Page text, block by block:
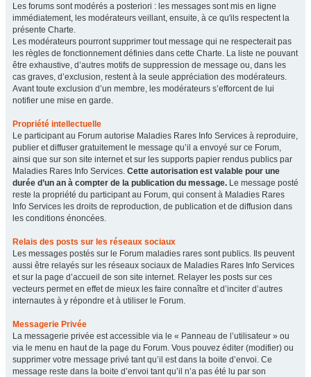
Les forums sont modérés a posteriori : les messages sont mis en ligne
immédiatement, les modérateurs veillant, ensuite, à ce qu'ils respectent la
présente Charte.
Les modérateurs pourront supprimer tout message qui ne respecterait pas
les règles de fonctionnement définies dans cette Charte. La liste ne pouvant
être exhaustive, d’autres motifs de suppression de message ou, dans les
cas graves, d’exclusion, restent à la seule appréciation des modérateurs.
Avant toute exclusion d’un membre, les modérateurs s’efforcent de lui
notifier une mise en garde.
Propriété intellectuelle
Le participant au Forum autorise Maladies Rares Info Services à reproduire,
publier et diffuser gratuitement le message qu’il a envoyé sur ce Forum,
ainsi que sur son site internet et sur les supports papier rendus publics par
Maladies Rares Info Services. Cette autorisation est valable pour une
durée d’un an à compter de la publication du message. Le message posté
reste la propriété du participant au Forum, qui consent à Maladies Rares
Info Services les droits de reproduction, de publication et de diffusion dans
les conditions énoncées.
Relais des posts sur les réseaux sociaux
Les messages postés sur le Forum maladies rares sont publics. Ils peuvent
aussi être relayés sur les réseaux sociaux de Maladies Rares Info Services
et sur la page d’accueil de son site internet. Relayer les posts sur ces
vecteurs permet en effet de mieux les faire connaître et d’inciter d’autres
internautes à y répondre et à utiliser le Forum.
Messagerie Privée
La messagerie privée est accessible via le « Panneau de l’utilisateur » ou
via le menu en haut de la page du Forum. Vous pouvez éditer (modifier) ou
supprimer votre message privé tant qu’il est dans la boite d’envoi. Ce
message reste dans la boite d’envoi tant qu’il n’a pas été lu par son